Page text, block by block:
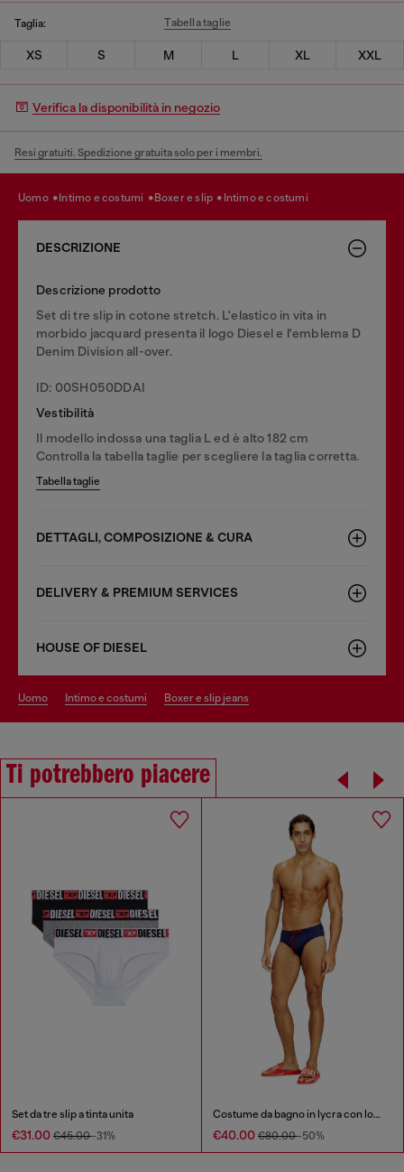
Taglia: Tabella taglie
XS S M L XL XXL
Verifica la disponibilità in negozio
Resi gratuiti. Spedizione gratuita solo per i membri.
uomo intimo e costumi boxer e slip intimo e costumi
DESCRIZIONE
Descrizione prodotto
Set di tre slip in cotone stretch. L'elastico in vita in
morbido jacquard presenta il logo Diesel e l'emblema D
Denim Division all-over.
ID: 00SH050DDAI
Vestibilità
Il modello indossa una taglia L ed è alto 182 cm
Controlla la tabella taglie per scegliere la taglia corretta.
Tabella taglie
DETTAGLI, COMPOSIZIONE & CURA
DELIVERY & PREMIUM SERVICES
HOUSE OF DIESEL
uomo intimo e costumi boxer e slip jeans
Ti potrebbero piacere
Set da tre slip a tinta unita
€31.00 €45.00-31%
Costume da bagno in lycra con logo sulla schiena
€40.00 €80.00-50%